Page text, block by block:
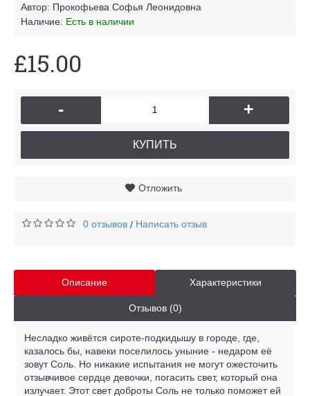
Автор: Прокофьева Софья Леонидовна
Наличие: Есть в наличии
£15.00
- +
КУПИТЬ
Отложить
0 отзывов / Написать отзыв
Описание Характеристики
Отзывов (0)
Несладко живётся сироте-подкидышу в городе, где,
казалось бы, навеки поселилось уныние - недаром её
зовут Соль. Но никакие испытания не могут ожесточить
отзывчивое сердце девочки, погасить свет, который она
излучает. Этот свет доброты Соль не только поможет ей